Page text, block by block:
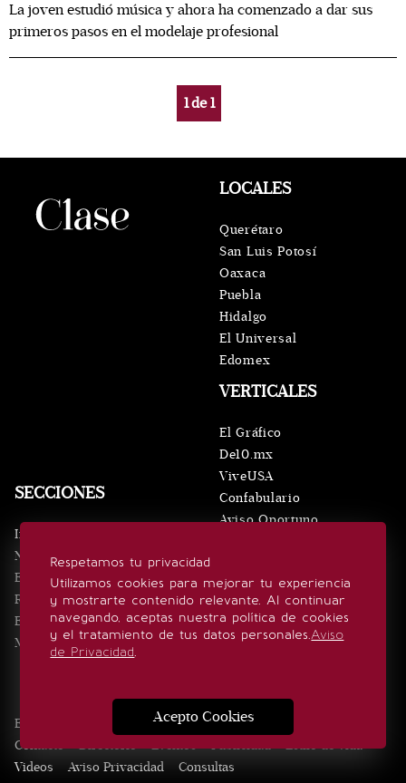
La joven estudió música y ahora ha comenzado a dar sus
primeros pasos en el modelaje profesional
1de1
Respetamos tu privacidad
Utilizamos cookies para mejorar tu experiencia
y mostrarte contenido relevante. Al continuar
navegando, aceptas nuestra política de cookies
y el tratamiento de tus datos personales.Aviso
de Privacidad.
Acepto Cookies
SECCIONES
Inicio
Noticias
Eventos
Realeza
Estilo de vida
Minuto x Minuto
VERTICALES
El Gráfico
De10.mx
ViveUSA
Confabulario
Aviso Oportuno
LOCALES
Querétaro
San Luis Potosí
Oaxaca
Puebla
Hidalgo
El Universal
Edomex
SÍGUENOS
Edición Impresa Noticias Quiénes somos
Contacto
Directorio Eventos Publicidad
Estilo de vida
Videos
Aviso Privacidad Consultas